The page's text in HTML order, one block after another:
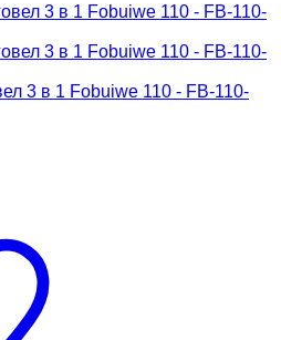
3 в 1 Fobuiwe 110 - FB-110-